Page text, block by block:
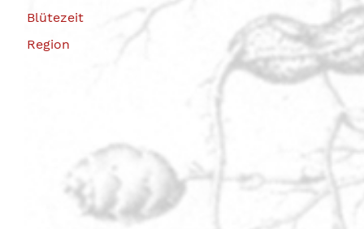
Blütezeit
Region